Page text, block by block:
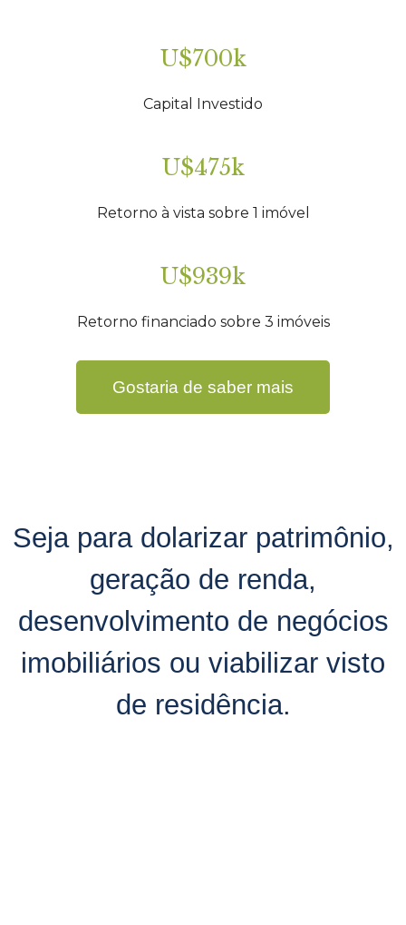
U$700k
Capital Investido
U$475k
Retorno à vista sobre 1 imóvel
U$939k
Retorno financiado sobre 3 imóveis
Gostaria de saber mais
Seja para dolarizar patrimônio,
geração de renda,
desenvolvimento de negócios
imobiliários ou viabilizar visto
de residência.